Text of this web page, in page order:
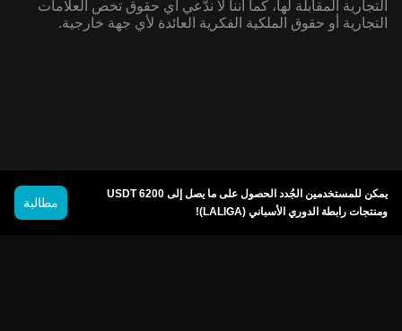
التجارية المقابلة لها، كما أننا لا ندّعي أي حقوق تخص العلامات
التجارية أو حقوق الملكية الفكرية العائدة لأي جهة خارجية.
يمكن للمستخدمين الجُدد الحصول على ما يصل إلى 6200 USDT
ومنتجات رابطة الدوري الأسباني (LALIGA)!
مطالبة